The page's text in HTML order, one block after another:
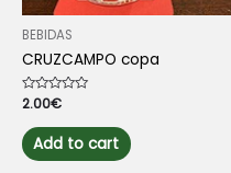
BEBIDAS
CRUZCAMPO copa
Rated
out
of
5
2.00€
Add to cart